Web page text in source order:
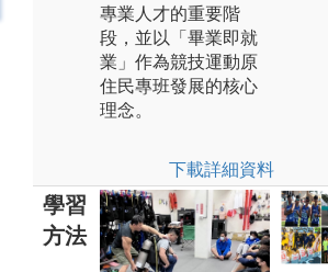
專業人才的重要階
段，並以「畢業即就
業」作為競技運動原
住民專班發展的核心
理念。
下載詳細資料
學習
方法